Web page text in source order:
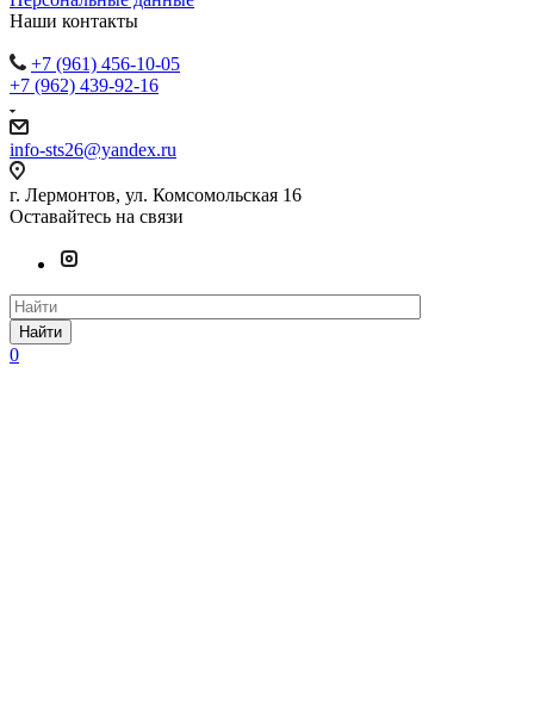
Наши контакты
+7 (961) 456-10-05
+7 (962) 439-92-16
info-sts26@yandex.ru
г. Лермонтов, ул. Комсомольская 16
Оставайтесь на связи
Найти
0